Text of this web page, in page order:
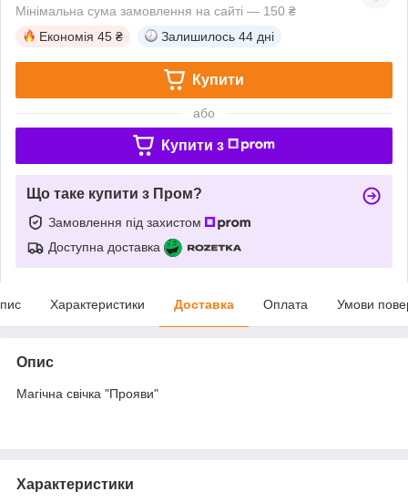
Мінімальна сума замовлення на сайті — 150 ₴
Економія 45 ₴ Залишилось 44 дні
Купити
або
Купити з
Що таке купити з Пром?
Замовлення під захистом
Доступна доставка
Характеристики Доставка Оплата Умови
Опис
Магічна свічка "Прояви"
Характеристики